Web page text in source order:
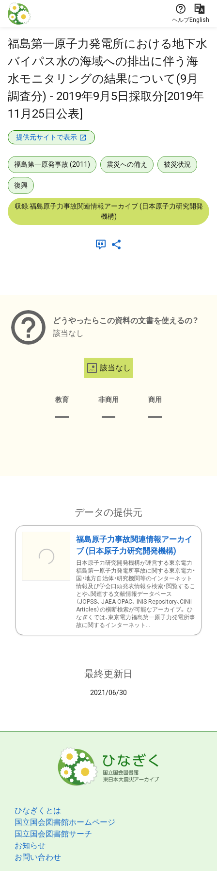
本文に飛ぶ
ヘルプEnglish
福島第一原子力発電所における地下水
バイパス水の海域への排出に伴う海
水モニタリングの結果について(9月
調査分) - 2019年9月5日採取分[2019年
11月25日公表]
提供元サイトで表示
福島第一原発事故 (2011) 震災への備え 被災状況
復興
収録:福島原子力事故関連情報アーカイブ (日本原子力研究開発
機構)
どうやったらこの資料の文書を使えるの？
該当なし
該当なし
教育 非商用 商用
データの提供元
福島原子力事故関連情報アーカイ
ブ (日本原子力研究開発機構)
日本原子力研究開発機構が運営する東京電力
福島第一原子力発電所事故に関する東京電力・
国・地方自治体・研究機関等のインターネット
情報及び学会口頭発表情報を検索・閲覧するこ
とや、関連する文献情報データベース
（JOPSS、 JAEA OPAC、 INIS Repository、CiNii
Articles）の横断検索が可能なアーカイブ。 ひ
なぎくでは、東京電力福島第一原子力発電所事
故に関するインターネット...
最終更新日
2021/06/30
ひなぎくとは
国立国会図書館ホームページ
国立国会図書館サーチ
お知らせ
お問い合わせ